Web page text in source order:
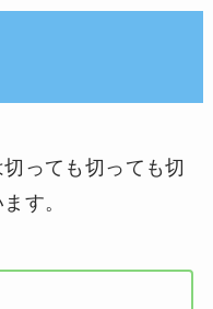
っても切っても切
す。